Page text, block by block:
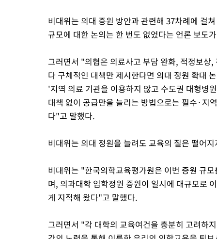
비대위는 의대 증원 방안과 관련해 37차례에 걸
규모에 대한 논의는 한 번도 없었다는 언론 보도
그러면서 "의협은 의료사고 부담 완화, 적정보상
다 구체적인 대책만 제시한다면 의대 정원 확대
'지역 의료 기관을 이용하지 않고 수도권 대형병
대책 없이 공급만을 늘리는 방법으로는 필수·지
다"고 말했다.
비대위는 의대 정원을 늘려도 교육의 질은 떨어
비대위는 "한국의학교육평가원은 이번 증원 규
며, 의과대학 입학정원 증원이 일시에 대규모로
게 지적해 왔다"고 말했다.
그러면서 "각 대학의 교육여건을 충분히 고려하